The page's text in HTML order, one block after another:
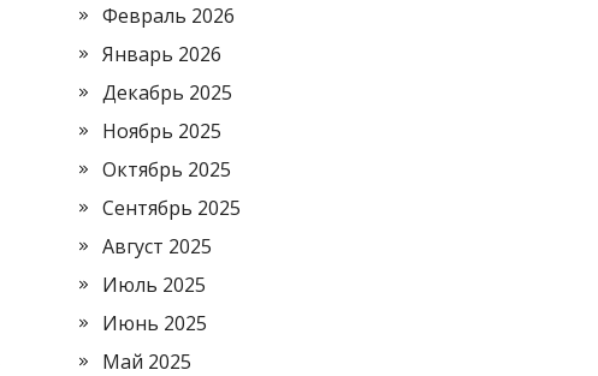
Февраль 2026
Январь 2026
Декабрь 2025
Ноябрь 2025
Октябрь 2025
Сентябрь 2025
Август 2025
Июль 2025
Июнь 2025
Май 2025